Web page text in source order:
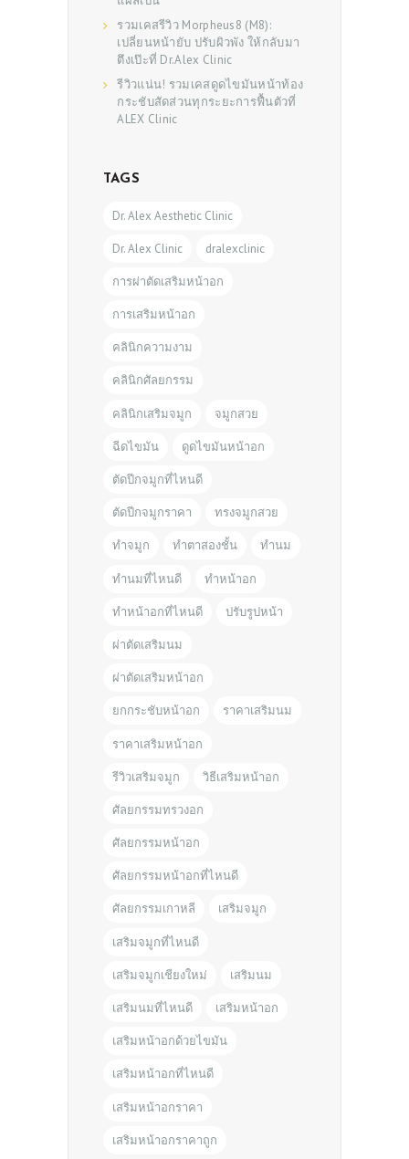
รวมเคสรีวิว Morpheus8 (M8):
เปลี่ยนหน้ายับ ปรับผิวพัง ให้กลับมา
ตึงเป๊ะที่ Dr.Alex Clinic
รีวิวแน่น! รวมเคสดูดไขมันหน้าท้อง
กระชับสัดส่วนทุกระยะการฟื้นตัวที่
ALEX Clinic
TAGS
Dr. Alex Aesthetic Clinic
Dr. Alex Clinic dralexclinic
การผ่าตัดเสริมหน้าอก
การเสริมหน้าอก
คลินิกความงาม
คลินิกศัลยกรรม
คลินิกเสริมจมูก จมูกสวย
ฉีดไขมัน ดูดไขมันหน้าอก
ตัดปีกจมูกที่ไหนดี
ตัดปีกจมูกราคา ทรงจมูกสวย
ทำจมูก ทำตาสองชั้น ทำนม
ทำนมที่ไหนดี ทำหน้าอก
ทำหน้าอกที่ไหนดี ปรับรูปหน้า
ผ่าตัดเสริมนม
ผ่าตัดเสริมหน้าอก
ยกกระชับหน้าอก ราคาเสริมนม
ราคาเสริมหน้าอก
รีวิวเสริมจมูก วิธีเสริมหน้าอก
ศัลยกรรมทรวงอก
ศัลยกรรมหน้าอก
ศัลยกรรมหน้าอกที่ไหนดี
ศัลยกรรมเกาหลี เสริมจมูก
เสริมจมูกที่ไหนดี
เสริมจมูกเชียงใหม่ เสริมนม
เสริมนมที่ไหนดี เสริมหน้าอก
เสริมหน้าอกด้วยไขมัน
เสริมหน้าอกที่ไหนดี
เสริมหน้าอกราคา
เสริมหน้าอกราคาถูก